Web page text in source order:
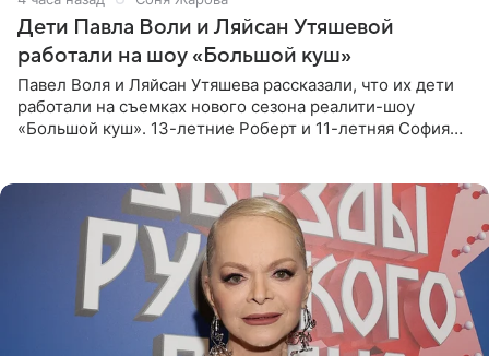
Дети Павла Воли и Ляйсан Утяшевой
работали на шоу «Большой куш»
Павел Воля и Ляйсан Утяшева рассказали, что их дети
работали на съемках нового сезона реалити-шоу
«Большой куш». 13-летние Роберт и 11-летняя София